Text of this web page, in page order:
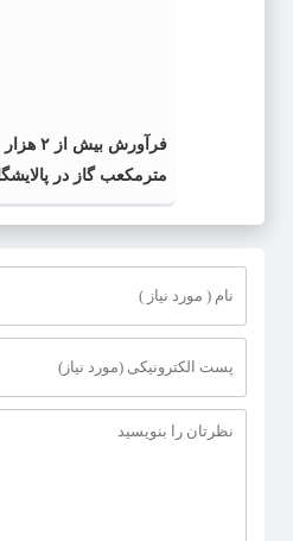
فرآورش بیش
مترمکعب گاز در
جنوبی